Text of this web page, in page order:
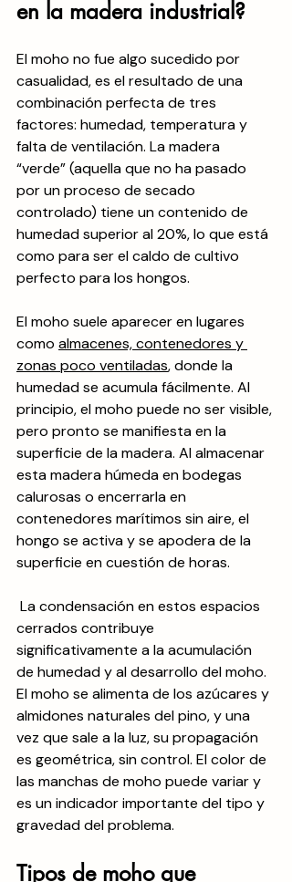
en la madera industrial?
El moho no fue algo sucedido por
casualidad, es el resultado de una
combinación perfecta de tres
factores: humedad, temperatura y
falta de ventilación. La madera
“verde” (aquella que no ha pasado
por un proceso de secado
controlado) tiene un contenido de
humedad superior al 20%, lo que está
como para ser el caldo de cultivo
perfecto para los hongos.
El moho suele aparecer en lugares
como almacenes, contenedores y
zonas poco ventiladas, donde la
humedad se acumula fácilmente. Al
principio, el moho puede no ser visible,
pero pronto se manifiesta en la
superficie de la madera. Al almacenar
esta madera húmeda en bodegas
calurosas o encerrarla en
contenedores marítimos sin aire, el
hongo se activa y se apodera de la
superficie en cuestión de horas.
cerrados contribuye
significativamente a la acumulación
de humedad y al desarrollo del moho.
El moho se alimenta de los azúcares y
almidones naturales del pino, y una
vez que sale a la luz, su propagación
es geométrica, sin control. El color de
las manchas de moho puede variar y
es un indicador importante del tipo y
gravedad del problema.
Tipos de moho que